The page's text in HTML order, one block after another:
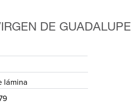
DE GUADALUPE
lámina